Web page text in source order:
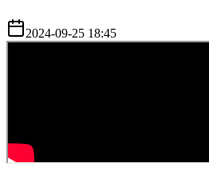
2024-09-25 18:45